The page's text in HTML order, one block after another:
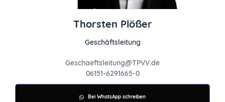
Thorsten Plößer
Geschäftsleitung
Geschaeftsleitung@TPVV.de
06151-6291665-0
Bei WhatsApp schreiben